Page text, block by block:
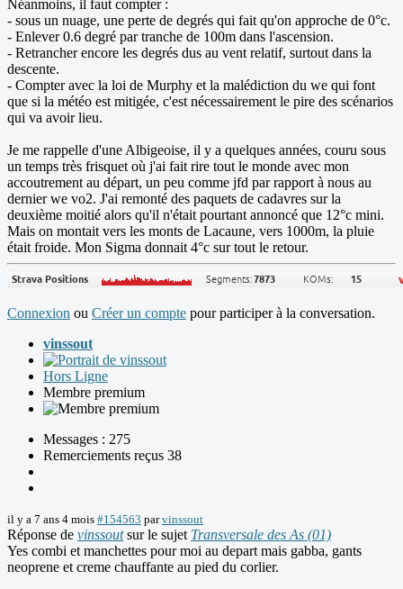
Néanmoins, il faut compter :
- sous un nuage, une perte de degrés qui fait qu'on approche de 0°c.
- Enlever 0.6 degré par tranche de 100m dans l'ascension.
- Retrancher encore les degrés dus au vent relatif, surtout dans la
descente.
- Compter avec la loi de Murphy et la malédiction du we qui font
que si la météo est mitigée, c'est nécessairement le pire des scénarios
qui va avoir lieu.
Je me rappelle d'une Albigeoise, il y a quelques années, couru sous
un temps très frisquet où j'ai fait rire tout le monde avec mon
accoutrement au départ, un peu comme jfd par rapport à nous au
dernier we vo2. J'ai remonté des paquets de cadavres sur la
deuxième moitié alors qu'il n'était pourtant annoncé que 12°c mini.
Mais on montait vers les monts de Lacaune, vers 1000m, la pluie
était froide. Mon Sigma donnait 4°c sur tout le retour.
Connexion ou Créer un compte pour participer à la conversation.
vinssout
Hors Ligne
Membre premium
Messages : 275
Remerciements reçus 38
il y a 7 ans 4 mois #154563 parvinssout
Réponse de vinssoutsur le sujet Transversale des As (01)
Yes combi et manchettes pour moi au depart mais gabba, gants
neoprene et creme chauffante au pied du corlier.